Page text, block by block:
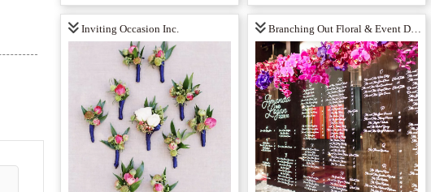
Inviting Occasion Inc. Branching Out Floral & Event Design